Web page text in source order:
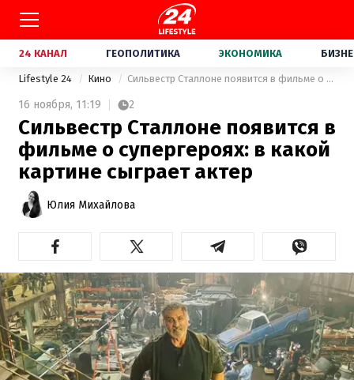
24 КАНАЛ ГЕОПОЛИТИКА ЭКОНОМИКА
Lifestyle 24 Кино Сильвестр Сталлоне появится в фильме о супергероях: в какой картине сыграет актер
16 ноября, 11:19 2
Сильвестр Сталлоне появится в
фильме о супергероях: в какой
картине сыграет актер
Юлия Михайлова